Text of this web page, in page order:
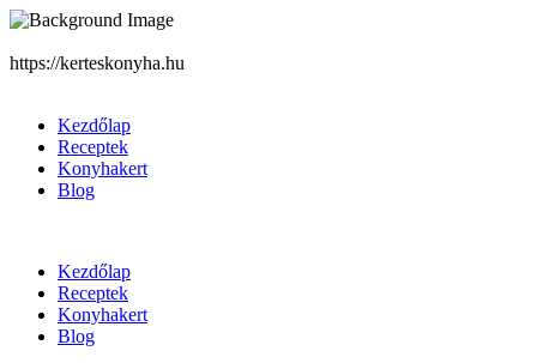
https://kerteskonyha.hu
Kezdőlap
Receptek
Konyhakert
Blog
Kezdőlap
Receptek
Konyhakert
Blog